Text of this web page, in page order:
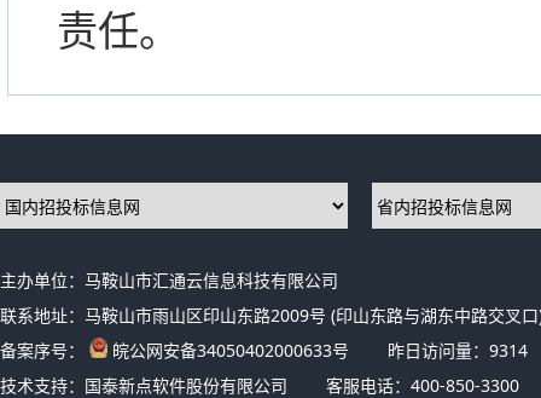
责任。
主办单位：马鞍山市汇通云信息科技有限公司
联系地址：马鞍山市雨山区印山东路2009号 (印山东路与湖东中路交叉
备案序号：
皖公网安备34050402000633号 昨日访问量： 9314
技术支持：国泰新点软件股份有限公司
客服电话：400-850-3300